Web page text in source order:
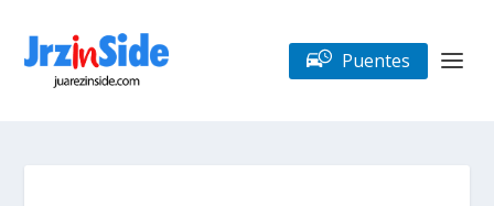
Puentes